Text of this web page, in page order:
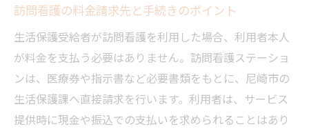
訪問看護の料金請求先と手続きのポイント
生活保護受給者が訪問看護を利用した場合、利用者本人
が料金を支払う必要はありません。訪問看護ステーショ
ンは、医療券や指示書など必要書類をもとに、尼崎市の
生活保護課へ直接請求を行います。利用者は、サービス
提供時に現金や振込での支払いを求められることはあり